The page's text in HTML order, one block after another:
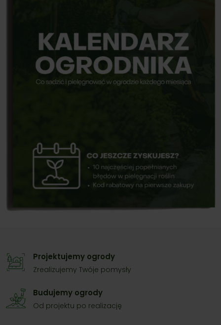
Projektujemy ogrody
Zrealizujemy Twóje pomysły
Budujemy ogrody
Od projektu po realizację